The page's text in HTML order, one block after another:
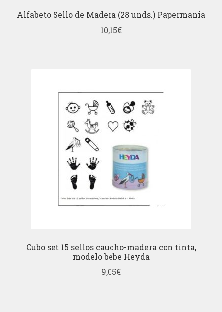
Alfabeto Sello de Madera (28 unds.) Papermania
10,15€
Cubo set 15 sellos caucho-madera con tinta,
modelo bebe Heyda
9,05€